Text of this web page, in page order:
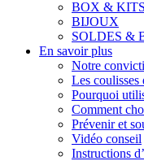
BOX & KITS
BIJOUX
SOLDES &
En savoir plus
Notre
Les
Pourquoi
Comment
Prévenir et
Vidéo conseil
Instructions